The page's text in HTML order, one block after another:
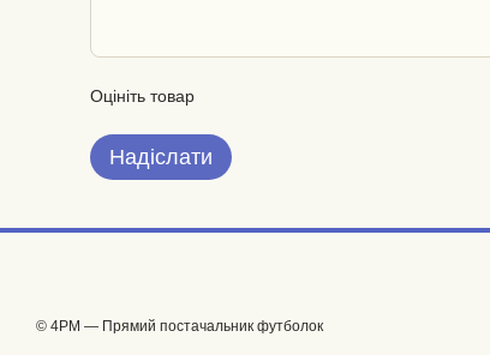
Оцініть товар
Надіслати
© 4PM — Прямий постачальник футболок